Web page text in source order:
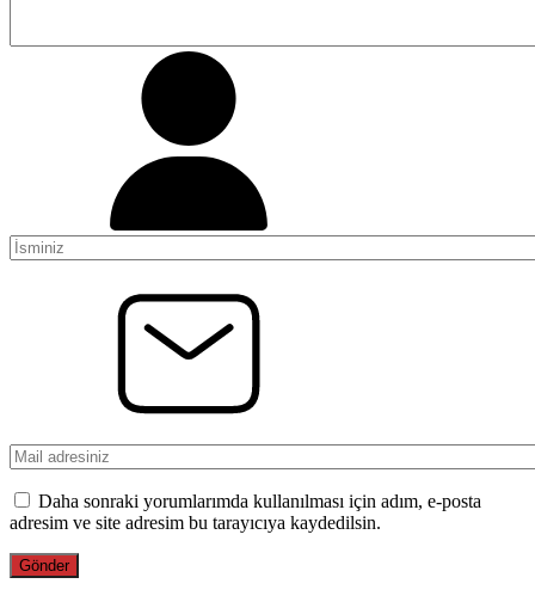
Daha sonraki yorumlarımda kullanılması için adım, e-posta
adresim ve site adresim bu tarayıcıya kaydedilsin.